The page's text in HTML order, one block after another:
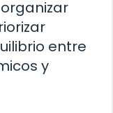
entre
y